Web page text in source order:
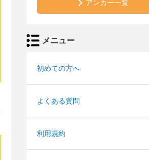
アンカー一覧
メニュー
初めての方へ
よくある質問
利用規約